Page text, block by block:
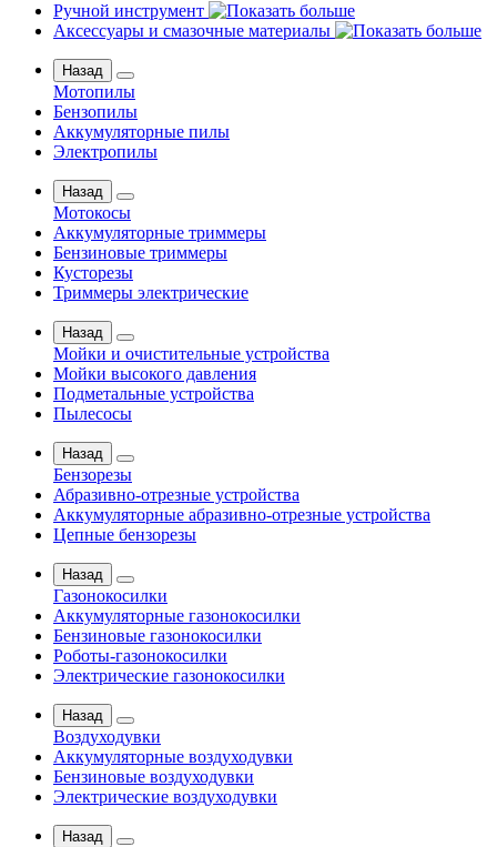
Ручной инструмент
Аксессуары и смазочные материалы
Назад
Мотопилы
Бензопилы
Аккумуляторные пилы
Электропилы
Назад
Мотокосы
Аккумуляторные триммеры
Бензиновые триммеры
Кусторезы
Триммеры электрические
Назад
Мойки и очистительные устройства
Мойки высокого давления
Подметальные устройства
Пылесосы
Назад
Бензорезы
Абразивно-отрезные устройства
Аккумуляторные абразивно-отрезные устройства
Цепные бензорезы
Назад
Газонокосилки
Аккумуляторные газонокосилки
Бензиновые газонокосилки
Роботы-газонокосилки
Электрические газонокосилки
Назад
Воздуходувки
Аккумуляторные воздуходувки
Бензиновые воздуходувки
Электрические воздуходувки
Назад